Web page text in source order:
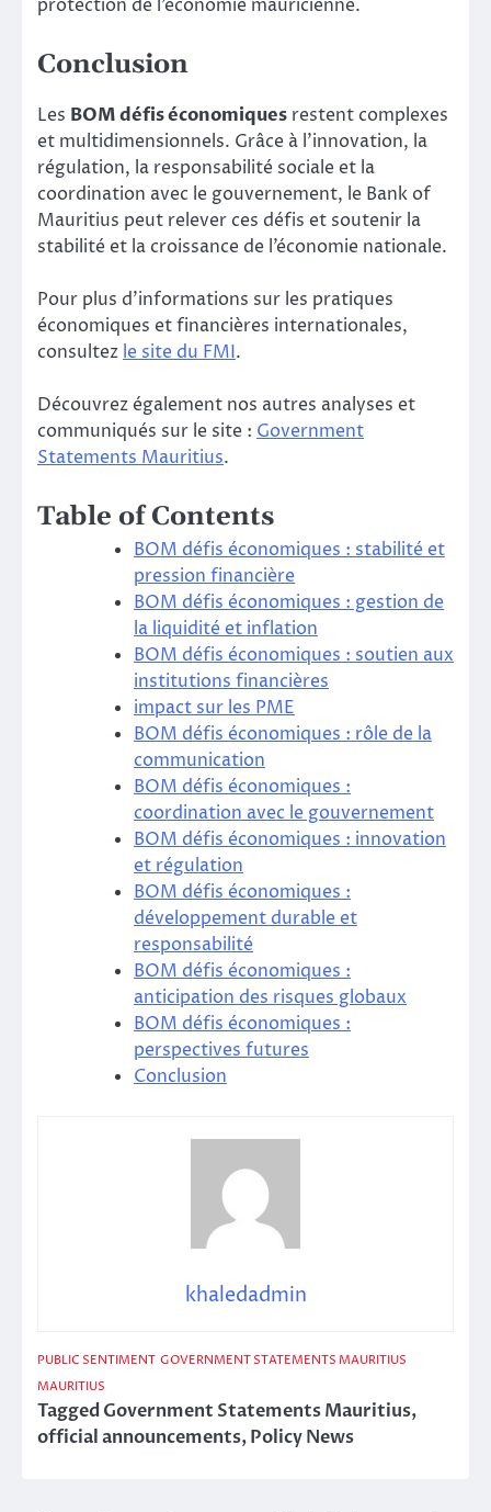
protection de l’économie mauricienne.
Conclusion
Les BOM défis économiques restent complexes
et multidimensionnels. Grâce à l’innovation, la
régulation, la responsabilité sociale et la
coordination avec le gouvernement, le Bank of
Mauritius peut relever ces défis et soutenir la
stabilité et la croissance de l’économie nationale.
Pour plus d’informations sur les pratiques
économiques et financières internationales,
consultez le site du FMI.
Découvrez également nos autres analyses et
communiqués sur le site : Government
Statements Mauritius.
Table of Contents
BOM défis économiques : stabilité et
pression financière
BOM défis économiques : gestion de
la liquidité et inflation
BOM défis économiques : soutien aux
institutions financières
impact sur les PME
BOM défis économiques : rôle de la
communication
BOM défis économiques :
coordination avec le gouvernement
BOM défis économiques : innovation
et régulation
BOM défis économiques :
développement durable et
responsabilité
BOM défis économiques :
anticipation des risques globaux
BOM défis économiques :
perspectives futures
Conclusion
khaledadmin
PUBLIC SENTIMENT GOVERNMENT STATEMENTS MAURITIUS
MAURITIUS
TaggedGovernment Statements Mauritius,
official announcements,Policy News